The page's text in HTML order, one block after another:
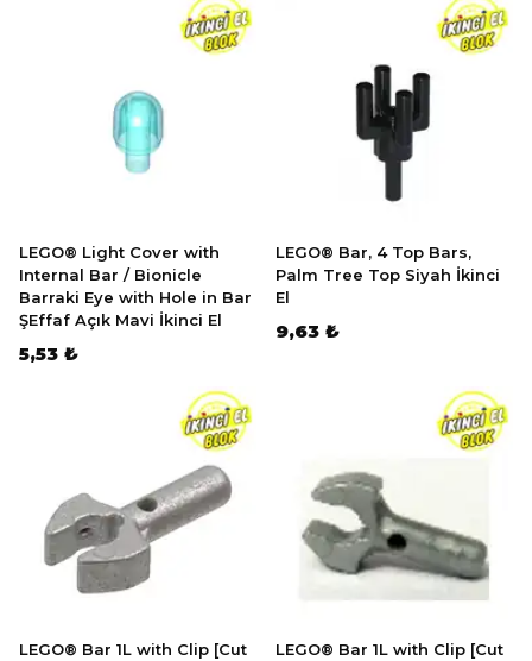
LEGO® Light Cover with
Internal Bar / Bionicle
Barraki Eye with Hole in Bar
ŞEffaf Açık Mavi İkinci El
5,53 ₺
LEGO® Bar, 4 Top Bars,
Palm Tree Top Siyah İkinci
El
9,63 ₺
LEGO® Bar 1L with Clip [Cut
LEGO® Bar 1L with Clip [Cut